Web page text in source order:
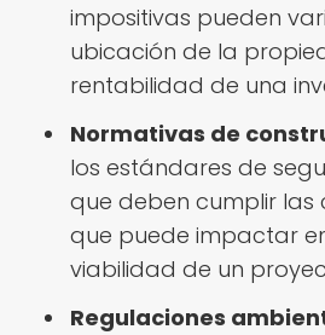
impositivas pueden
ubicación de la
rentabilidad de una
Normativas de
los estándares de
que deben cumplir las
que puede impactar
viabilidad de un
Regulaciones